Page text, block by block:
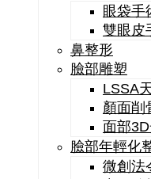
眼袋手
雙眼皮
鼻整形
臉部雕塑
LSSA
顏面削
面部
臉部年輕化
微創法